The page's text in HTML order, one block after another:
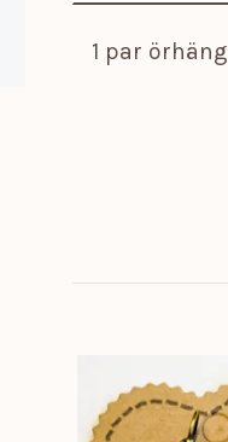
1 par